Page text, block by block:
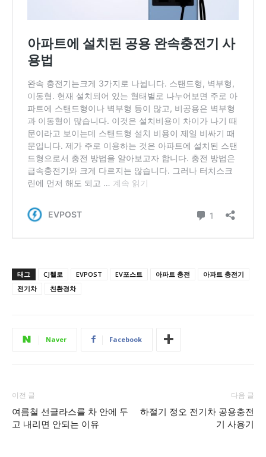
태그 CJ헬로 EVPOST EV포스트 아파트 충전
아파트 충전기
전기차
친환경차
Naver Facebook
이전 글
여름철 선글라스를 차 안에 두
고 내리면 안되는 이유
다음 글
하절기 정오 전기차 공용충전
기 사용기